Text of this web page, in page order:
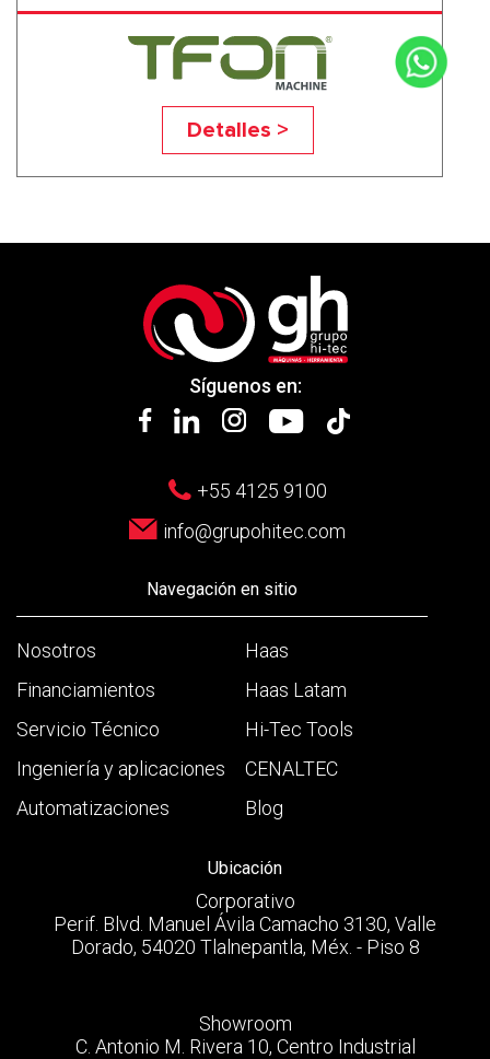
TF-BBB
Detalles >
Síguenos en:
+55 4125 9100
info@grupohitec.com
Navegación en sitio
Nosotros
Financiamientos
Servicio Técnico
Ingeniería y aplicaciones
Automatizaciones
Haas
Haas Latam
Hi-Tec Tools
CENALTEC
Blog
Ubicación
Corporativo
Perif. Blvd. Manuel Ávila Camacho 3130, Valle
Dorado, 54020 Tlalnepantla, Méx. - Piso 8
Showroom
C. Antonio M. Rivera 10, Centro Industrial